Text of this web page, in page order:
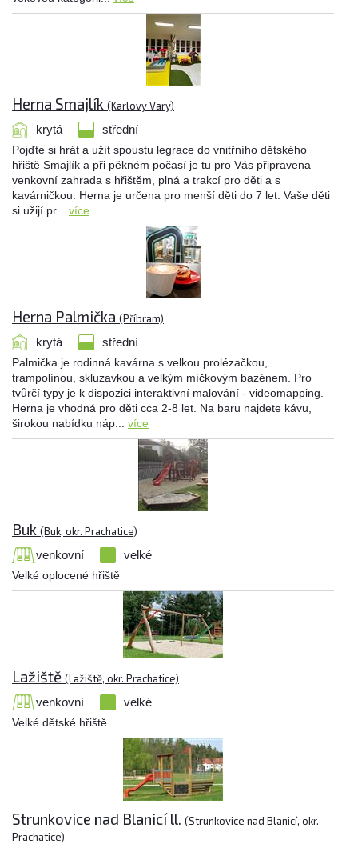
Herna Smajlík (Karlovy Vary)
krytá střední
Pojďte si hrát a užít spoustu legrace do vnitřního dětského
hřiště Smajlík a při pěkném počasí je tu pro Vás připravena
venkovní zahrada s hřištěm, plná a trakcí pro děti a s
kavárničkou. Herna je určena pro menší děti do 7 let. Vaše děti
si užijí pr... více
Herna Palmička (Příbram)
krytá střední
Palmička je rodinná kavárna s velkou prolézačkou,
trampolínou, skluzavkou a velkým míčkovým bazénem. Pro
tvůrčí typy je k dispozici interaktivní malování - videomapping.
Herna je vhodná pro děti cca 2-8 let. Na baru najdete kávu,
širokou nabídku náp... více
Buk (Buk, okr. Prachatice)
venkovní velké
Velké oplocené hřiště
Lažiště (Lažiště, okr. Prachatice)
venkovní velké
Velké dětské hřiště
Strunkovice nad Blanicí ll. (Strunkovice nad Blanicí, okr.
Prachatice)